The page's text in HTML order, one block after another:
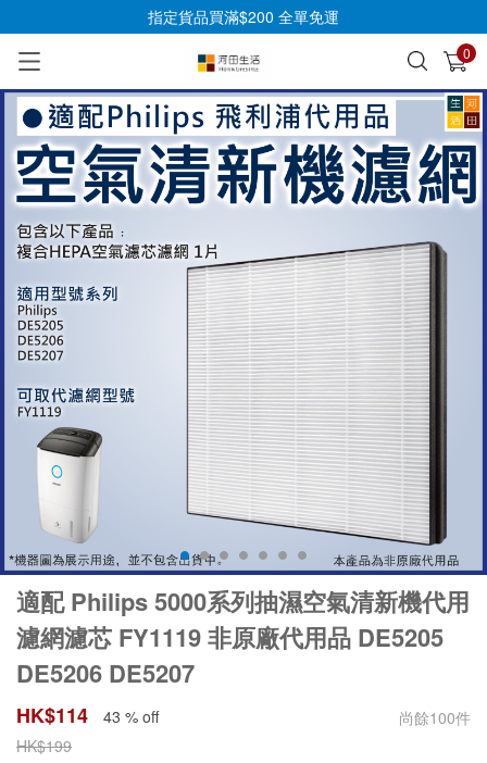
指定貨品買滿$200 全單免運
0
已加入購物車 查看
適配 Philips 5000系列抽濕空氣清新機代用
濾網濾芯 FY1119 非原廠代用品 DE5205
DE5206 DE5207
HK$114 43 % off 尚餘100件
HK$199